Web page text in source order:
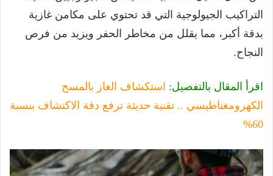
التراكيب الجيولوجية التي قد تحتوي على مكامن غازية
بدقة أكبر، مما يقلل من مخاطر الحفر ويزيد من فرص
النجاح.
اقرأ المقال بالتفصيل: استكشاف الغاز بالمسح
الكهرومغناطيسي .. تقنية حديثة ترفع دقة الاكتشاف بنسبة
60%